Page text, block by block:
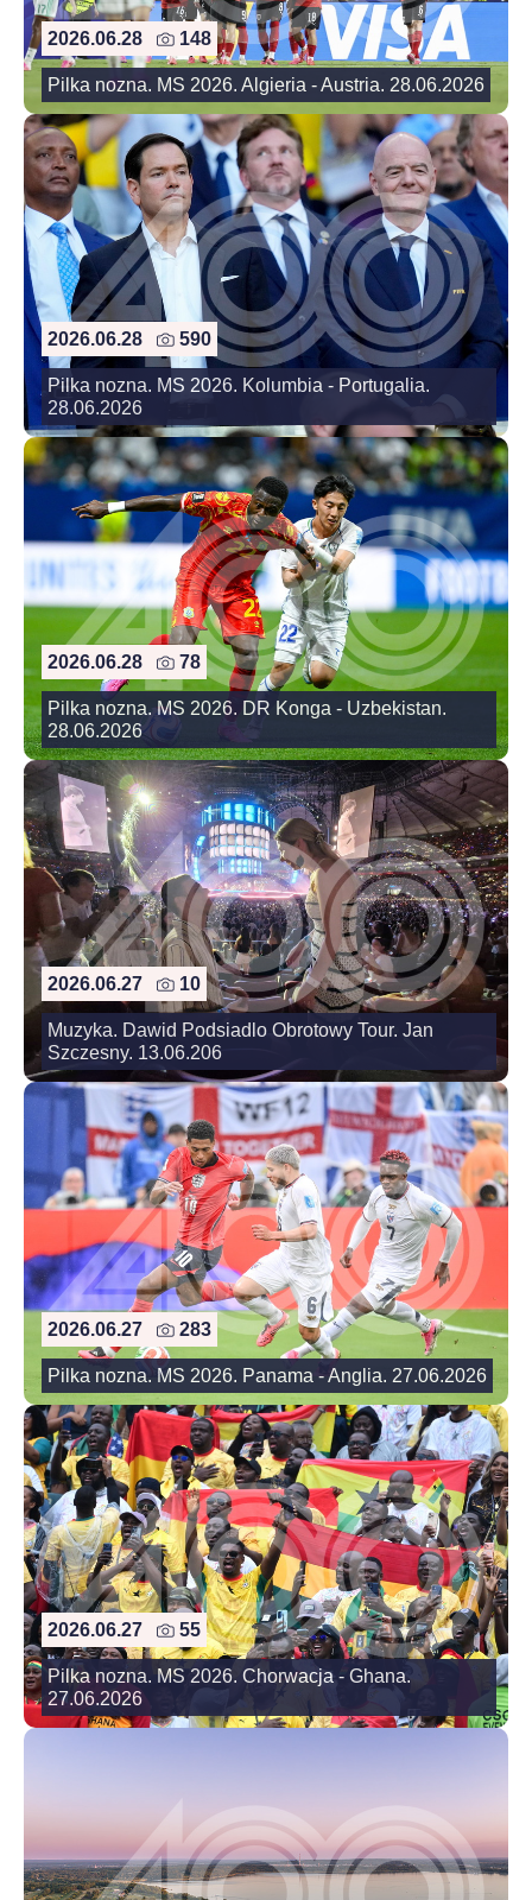
2026.06.28 148
Pilka nozna. MS 2026. Algieria - Austria. 28.06.2026
2026.06.28 590
Pilka nozna. MS 2026. Kolumbia - Portugalia.
28.06.2026
2026.06.28 78
Pilka nozna. MS 2026. DR Konga - Uzbekistan.
28.06.2026
2026.06.27 10
Muzyka. Dawid Podsiadlo Obrotowy Tour. Jan
Szczesny. 13.06.206
2026.06.27 283
Pilka nozna. MS 2026. Panama - Anglia. 27.06.2026
2026.06.27 55
Pilka nozna. MS 2026. Chorwacja - Ghana.
27.06.2026